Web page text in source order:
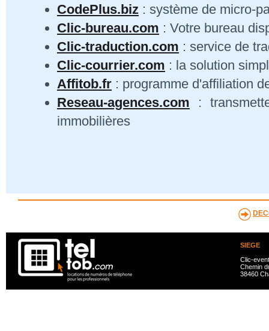
CodePlus.biz : système de micro-
Clic-bureau.com : Votre bureau
Clic-traduction.com : service de
Clic-courrier.com : la solution
Affitob.fr : programme d'affiliation
Reseau-agences.com :
immobilières
SIEGE
Clic-
Chemin
38460